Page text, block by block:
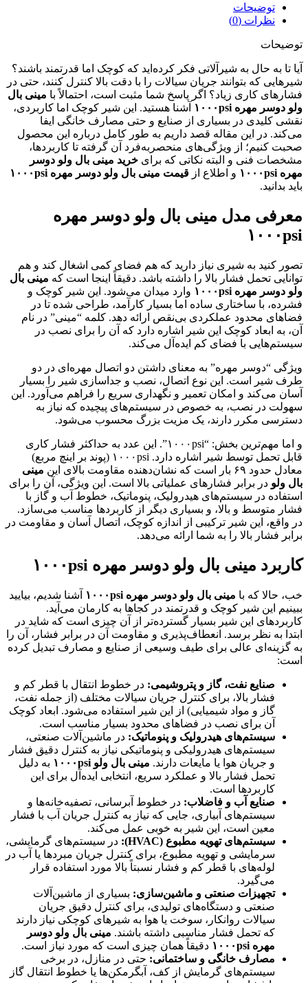
توضیحات
نظرات (0)
توضیحات
آیا تا به حال به شیرآلاتی فکر کرده‌اید که کوچک اما قدرتمند باشند؟
شیرهایی که بتوانند جریان سیالات را با دقت بالا کنترل کنند، حتی در
فشارهای کاری زیاد؟ اگر پاسخ شما مثبت است، احتمالاً با مینی بال
ولو دوسر مهره
۱۰۰۰psi
آشنا هستید. این شیر کوچک اما کاربردی،
نقشی کلیدی در بسیاری از صنایع و حتی مصارف خانگی ایفا
می‌کند. در این مقاله قصد داریم به طور کامل درباره این محصول
صحبت کنیم؛ از ویژگی‌های منحصربه‌فرد آن گرفته تا کاربردها،
مشخصات فنی و البته نکاتی که برای خرید مینی بال ولو دوسر
مهره
۱۰۰۰psi و اطلاع از قیمت مینی بال ولو دوسر مهره ۱۰۰۰psi
باید بدانید.
معرفی مدل مینی بال ولو دوسر مهره
۱۰۰۰psi
تصور کنید به شیری نیاز دارید که هم فضای کمی اشغال کند و هم
توانایی تحمل فشار بالا را داشته باشد. دقیقاً اینجا است که مینی بال
ولو دوسر مهره
۱۰۰۰psi
وارد میدان می‌شود. این شیر کوچک و
فشرده، با ساختاری ساده اما بسیار کارآمد، طراحی شده تا در
فضاهای محدود عملکردی بی‌نقص ارائه دهد. کلمه “مینی” در نام
آن، به ابعاد کوچک این شیر اشاره دارد که آن را برای نصب در
سیستم‌هایی با فضای کم ایده‌آل می‌کند.
ویژگی “دوسر مهره” به معنای داشتن دو اتصال مهره‌ای در دو
طرف شیر است. این نوع اتصال، نصب و جداسازی شیر را بسیار
آسان می‌کند و امکان تعمیر و نگهداری سریع را فراهم می‌آورد. این
سهولت در نصب، به خصوص در سیستم‌های پیچیده که نیاز به
دسترسی مکرر دارند، یک مزیت بزرگ محسوب می‌شود.
و اما مهم‌ترین بخش: “۱۰۰۰psi”. این عدد به حداکثر فشار کاری
قابل تحمل توسط شیر اشاره دارد. ۱۰۰۰psi (پوند بر اینچ مربع)
معادل حدود ۶۹ بار است که نشان‌دهنده مقاومت بالای این
مینی
بال ولو در برابر فشارهای عملیاتی بالا است. این ویژگی، آن را برای
استفاده در سیستم‌های هیدرولیک، پنوماتیک، خطوط آب و گاز با
فشار متوسط و بالا، و بسیاری دیگر از کاربردها مناسب می‌سازد.
در واقع، این شیر ترکیبی از اندازه کوچک، اتصال آسان و مقاومت در
برابر فشار بالا را به شما ارائه می‌دهد.
کاربرد مینی بال ولو دوسر مهره ۱۰۰۰psi
خب، حالا که با مینی بال ولو دوسر مهره ۱۰۰۰psi
آشنا شدیم، بیایید
ببینیم این شیر کوچک و قدرتمند در کجاها به کارمان می‌آید.
کاربردهای این شیر بسیار گسترده‌تر از آن چیزی است که شاید در
ابتدا به نظر برسد. انعطاف‌پذیری و مقاومت آن در برابر فشار، آن را
به گزینه‌ای عالی برای طیف وسیعی از صنایع و مصارف تبدیل کرده
است:
صنایع نفت، گاز و پتروشیمی: در خطوط انتقال با قطر کم و
فشار بالا، برای کنترل جریان سیالات مختلف (از جمله نفت،
گاز و مواد شیمیایی) از این شیر استفاده می‌شود. ابعاد کوچک
آن برای نصب در فضاهای محدود بسیار مناسب است.
سیستم‌های هیدرولیک و پنوماتیک: در ماشین‌آلات صنعتی،
سیستم‌های هیدرولیکی و پنوماتیکی نیاز به کنترل دقیق فشار
و جریان هوا یا مایعات دارند. مینی بال ولو ۱۰۰۰psi
به دلیل
تحمل فشار بالا و عملکرد سریع، انتخابی ایده‌آل برای این
کاربردها است.
صنایع آب و فاضلاب: در خطوط آبرسانی، تصفیه‌خانه‌ها و
سیستم‌های آبیاری، جایی که نیاز به کنترل جریان آب با فشار
معین است، این شیر به خوبی عمل می‌کند.
سیستم‌های تهویه مطبوع (HVAC):
در سیستم‌های گرمایشی،
سرمایشی و تهویه مطبوع، برای کنترل جریان مبردها یا آب در
لوله‌های با قطر کم و فشار نسبتاً بالا مورد استفاده قرار
می‌گیرد.
تجهیزات صنعتی و ماشین‌سازی: بسیاری از ماشین‌آلات
صنعتی و دستگاه‌های تولیدی، برای کنترل دقیق جریان
سیالات روانکار، سوخت یا هوا به شیرهای کوچکی نیاز دارند
که تحمل فشار مناسبی داشته باشند. مینی بال ولو دوسر
مهره
۱۰۰۰psi
دقیقاً همان چیزی است که مورد نیاز است.
مصارف خانگی و ساختمانی: حتی در منازل، در برخی
سیستم‌های گرمایش از کف، آبگرمکن‌ها یا خطوط انتقال گاز